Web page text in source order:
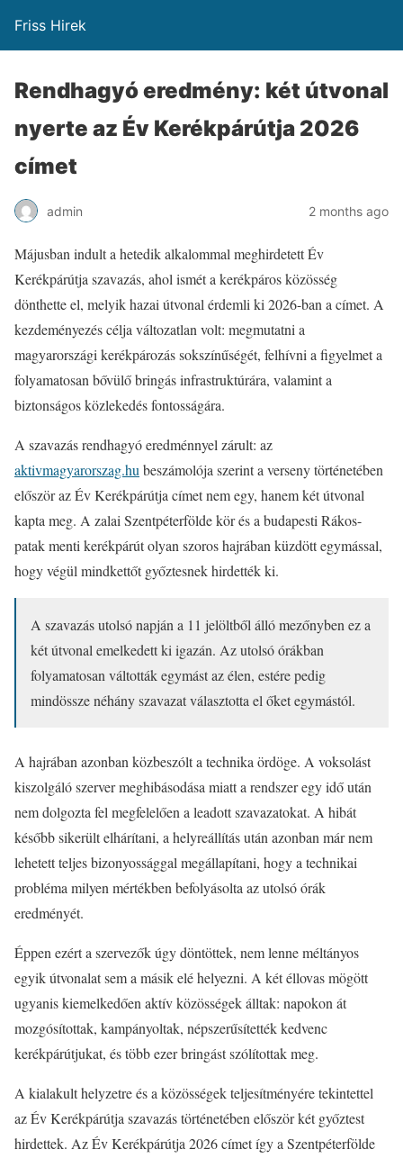
Friss Hirek
Rendhagyó eredmény: két útvonal
nyerte az Év Kerékpárútja 2026
címet
admin 2 months ago
Májusban indult a hetedik alkalommal meghirdetett Év
Kerékpárútja szavazás, ahol ismét a kerékpáros közösség
dönthette el, melyik hazai útvonal érdemli ki 2026-ban a címet. A
kezdeményezés célja változatlan volt: megmutatni a
magyarországi kerékpározás sokszínűségét, felhívni a figyelmet a
folyamatosan bővülő bringás infrastruktúrára, valamint a
biztonságos közlekedés fontosságára.
A szavazás rendhagyó eredménnyel zárult: az
aktivmagyarorszag.hu beszámolója szerint a verseny történetében
először az Év Kerékpárútja címet nem egy, hanem két útvonal
kapta meg. A zalai Szentpéterfölde kör és a budapesti Rákos-
patak menti kerékpárút olyan szoros hajrában küzdött egymással,
hogy végül mindkettőt győztesnek hirdették ki.
A szavazás utolsó napján a 11 jelöltből álló mezőnyben ez a
két útvonal emelkedett ki igazán. Az utolsó órákban
folyamatosan váltották egymást az élen, estére pedig
mindössze néhány szavazat választotta el őket egymástól.
A hajrában azonban közbeszólt a technika ördöge. A voksolást
kiszolgáló szerver meghibásodása miatt a rendszer egy idő után
nem dolgozta fel megfelelően a leadott szavazatokat. A hibát
később sikerült elhárítani, a helyreállítás után azonban már nem
lehetett teljes bizonyossággal megállapítani, hogy a technikai
probléma milyen mértékben befolyásolta az utolsó órák
eredményét.
Éppen ezért a szervezők úgy döntöttek, nem lenne méltányos
egyik útvonalat sem a másik elé helyezni. A két éllovas mögött
ugyanis kiemelkedően aktív közösségek álltak: napokon át
mozgósítottak, kampányoltak, népszerűsítették kedvenc
kerékpárútjukat, és több ezer bringást szólítottak meg.
A kialakult helyzetre és a közösségek teljesítményére tekintettel
az Év Kerékpárútja szavazás történetében először két győztest
hirdettek. Az Év Kerékpárútja 2026 címet így a Szentpéterfölde